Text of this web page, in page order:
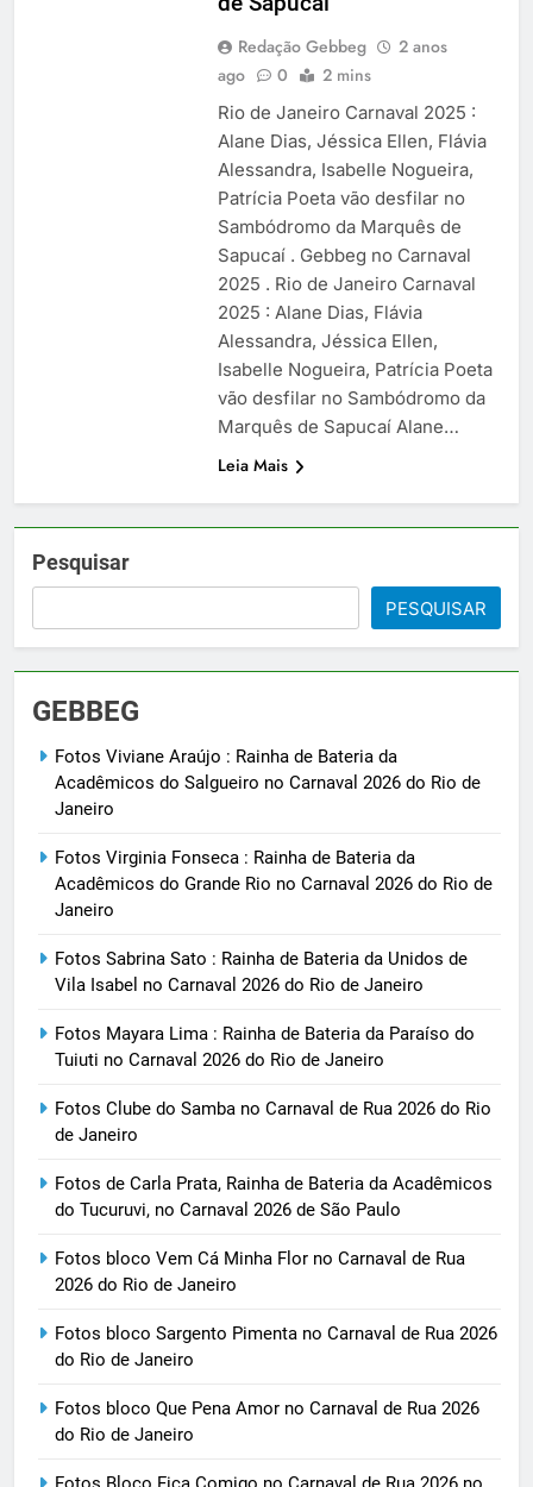
Redação Gebbeg
2 anos
ago
0 2 mins
Rio de Janeiro Carnaval 2025 :
Alane Dias, Jéssica Ellen, Flávia
Alessandra, Isabelle Nogueira,
Patrícia Poeta vão desfilar no
Sambódromo da Marquês de
Sapucaí . Gebbeg no Carnaval
2025 . Rio de Janeiro Carnaval
2025 : Alane Dias, Flávia
Alessandra, Jéssica Ellen,
Isabelle Nogueira, Patrícia Poeta
vão desfilar no Sambódromo da
Marquês de Sapucaí Alane…
Leia Mais
Pesquisar
PESQUISAR
GEBBEG
Fotos Viviane Araújo : Rainha de Bateria da
Acadêmicos do Salgueiro no Carnaval 2026 do Rio de
Janeiro
Fotos Virginia Fonseca : Rainha de Bateria da
Acadêmicos do Grande Rio no Carnaval 2026 do Rio de
Janeiro
Fotos Sabrina Sato : Rainha de Bateria da Unidos de
Vila Isabel no Carnaval 2026 do Rio de Janeiro
Fotos Mayara Lima : Rainha de Bateria da Paraíso do
Tuiuti no Carnaval 2026 do Rio de Janeiro
Fotos Clube do Samba no Carnaval de Rua 2026 do Rio
de Janeiro
Fotos de Carla Prata, Rainha de Bateria da Acadêmicos
do Tucuruvi, no Carnaval 2026 de São Paulo
Fotos bloco Vem Cá Minha Flor no Carnaval de Rua
2026 do Rio de Janeiro
Fotos bloco Sargento Pimenta no Carnaval de Rua 2026
do Rio de Janeiro
Fotos bloco Que Pena Amor no Carnaval de Rua 2026
do Rio de Janeiro